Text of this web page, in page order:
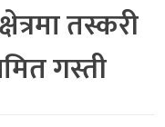
तस्करी
गस्ती